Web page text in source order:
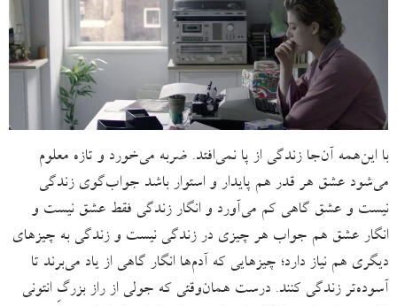
با این‌همه آن‌جا زندگی از پا نمی‌افتد. ضربه می‌خورد و تازه معلوم
می‌شود عشق هر قدر هم پایدار و استوار باشد جواب‌گوی زندگی
نیست و عشق گاهی کم می‌آورد و انگار زندگی فقط عشق نیست و
انگار عشق هم جواب هر چیزی در زندگی نیست و زندگی به چیزهای
دیگری هم نیاز دارد؛ چیزهایی که آدم‌ها انگار گاهی از یاد می‌برند تا
آسوده‌تر زندگی کنند. درست همان‌وقتی که جولی از راز بزرگِ انتونی